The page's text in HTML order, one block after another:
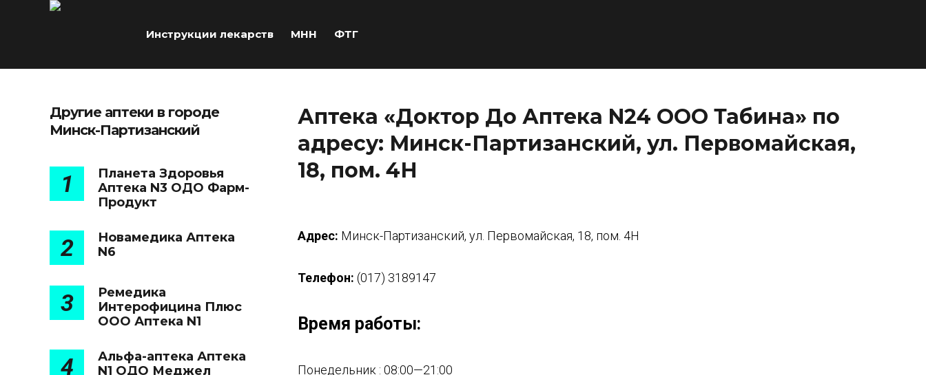
Инструкции лекарств МНН ФТГ
Аптека «Доктор До Аптека N24 ООО Табина» по
адресу: Минск-Партизанский, ул. Первомайская,
18, пом. 4Н
Адрес: Минск-Партизанский, ул. Первомайская, 18, пом. 4Н
Телефон: (017) 3189147
Время работы:
Понедельник : 08:00—21:00
Другие аптеки в городе
Минск-Партизанский
1
Планета Здоровья
Аптека N3 ОДО Фарм-
Продукт
2
Новамедика Аптека
N6
3
Ремедика
Интерофицина Плюс
ООО Аптека N1
4
Альфа-аптека Аптека
N1 ОДО Меджел